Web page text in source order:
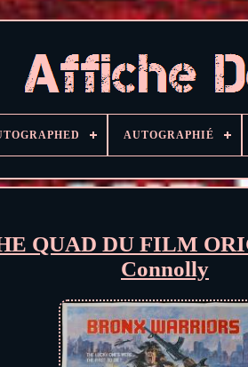
AUTOGRAPHIÉ
QUAD DU FILM
Connolly